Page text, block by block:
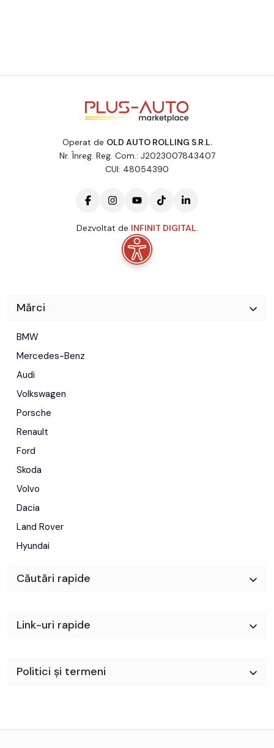
Operat de OLD AUTO ROLLING S.R.L.
Nr. Înreg. Reg. Com.: J2023007843407
CUI: 48054390
Dezvoltat de INFINIT DIGITAL.
Mărci
BMW
Mercedes-Benz
Audi
Volkswagen
Porsche
Renault
Ford
Skoda
Volvo
Dacia
Land Rover
Hyundai
Căutări rapide
Link-uri rapide
Politici și termeni